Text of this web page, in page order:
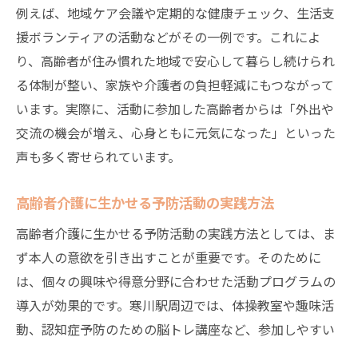
例えば、地域ケア会議や定期的な健康チェック、生活支
援ボランティアの活動などがその一例です。これによ
り、高齢者が住み慣れた地域で安心して暮らし続けられ
る体制が整い、家族や介護者の負担軽減にもつながって
います。実際に、活動に参加した高齢者からは「外出や
交流の機会が増え、心身ともに元気になった」といった
声も多く寄せられています。
高齢者介護に生かせる予防活動の実践方法
高齢者介護に生かせる予防活動の実践方法としては、ま
ず本人の意欲を引き出すことが重要です。そのために
は、個々の興味や得意分野に合わせた活動プログラムの
導入が効果的です。寒川駅周辺では、体操教室や趣味活
動、認知症予防のための脳トレ講座など、参加しやすい